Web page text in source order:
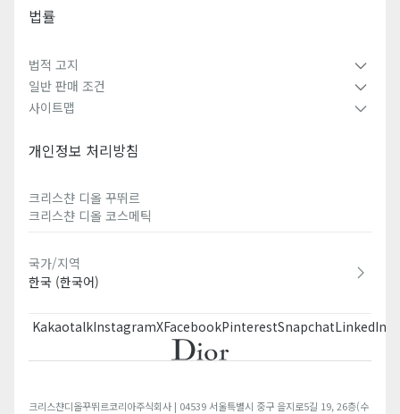
법률
법적 고지
일반 판매 조건
사이트맵
개인정보 처리방침
크리스챤 디올 꾸뛰르​
크리스챤 디올 코스메틱​
국가/지역
한국 (한국어)
KakaotalkInstagramXFacebookPinterestSnapchatLinkedIn
크리스챤디올꾸뛰르코리아주식회사 | 04539 서울특별시 중구 을지로5길 19, 26층(수